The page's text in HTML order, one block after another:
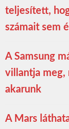
teljesített,
számait sem
A Samsung
villantja meg,
akarunk
A Mars